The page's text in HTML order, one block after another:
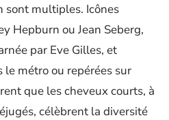
sont multiples. Icônes
Hepburn ou Jean Seberg,
par Eve Gilles, et
le métro ou repérées sur
que les cheveux courts, à
célèbrent la diversité